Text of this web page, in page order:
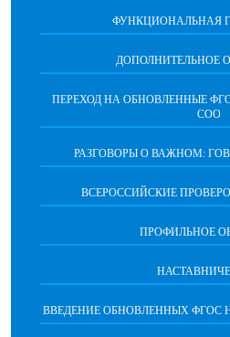
ФУНКЦИОНАЛЬНАЯ
ДОПОЛНИТЕЛЬНОЕ
ПЕРЕХОД НА ОБНОВЛЕННЫЕ
СОО
РАЗГОВОРЫ О ВАЖНОМ:
ВСЕРОССИЙСКИЕ
ПРОФИЛЬНОЕ
ВВЕДЕНИЕ ОБНОВЛЕННЫХ ФГОС